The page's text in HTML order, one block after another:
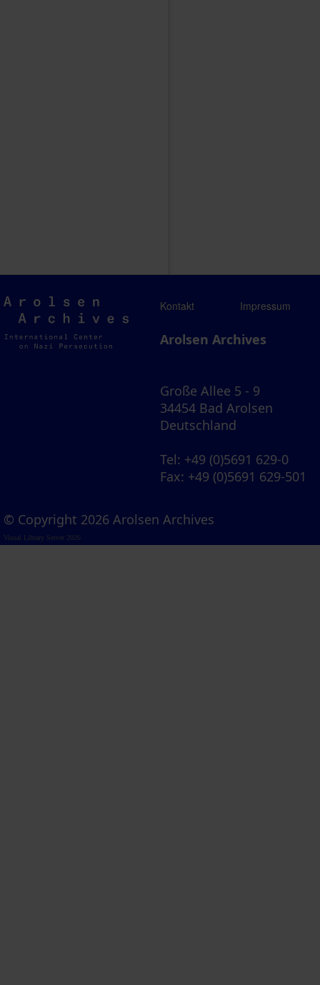
Arolsen
Archives
Kontakt Impressum
Arolsen Archives
Große Allee 5 - 9
34454 Bad Arolsen
Deutschland
Tel: +49 (0)5691 629-0
Fax: +49 (0)5691 629-501
© Copyright 2026 Arolsen Archives
Visual Library Server 2026